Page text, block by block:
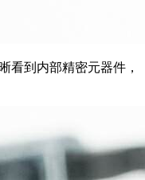
看到内部精密元器件，